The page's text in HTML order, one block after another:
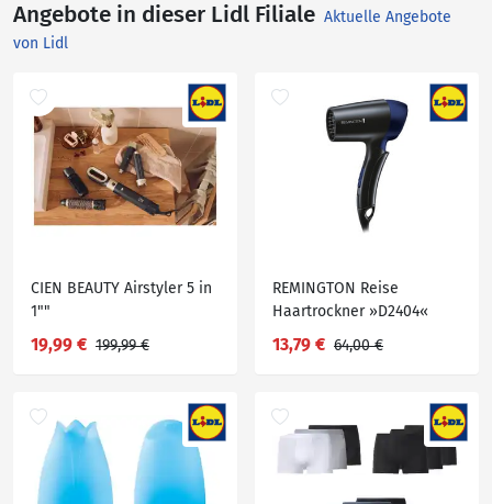
Angebote in dieser Lidl Filiale Aktuelle Angebote
von Lidl
CIEN BEAUTY Airstyler 5 in
1""
19,99 € 199,99 €
REMINGTON Reise
Haartrockner »D2404«
13,79 € 64,00 €